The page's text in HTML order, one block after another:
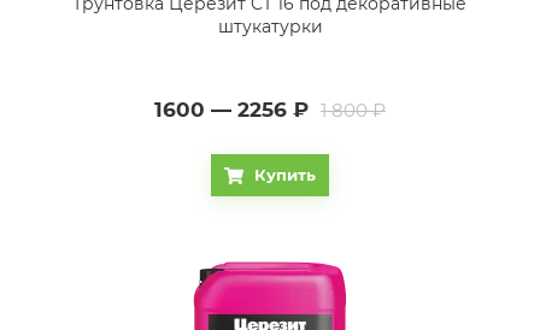
штукатурки
1600 — 2256 ₽ 1 800 ₽
Купить